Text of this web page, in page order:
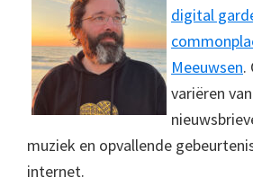
digital
Meeuwsen.
variëren
muziek en opvallende
internet.